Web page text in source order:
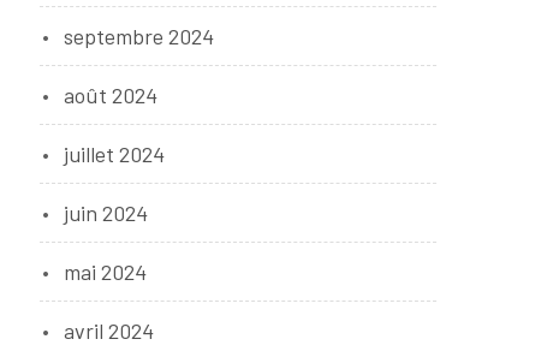
septembre 2024
août 2024
juillet 2024
juin 2024
mai 2024
avril 2024